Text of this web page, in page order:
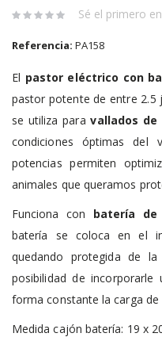
de
Sé el primero
Referencia: PA158
El pastor eléctrico con
pastor potente de entre 2.5
se utiliza para vallados
condiciones óptimas del
potencias permiten
animales que queramos
Funciona con batería
batería se coloca en el
quedando protegida de
posibilidad de
forma constante la carga de
Medida cajón batería: 19 x